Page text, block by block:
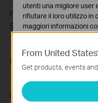
How to Troubleshoot
Switch
How to Troubleshoot No
Perché il mio dispositivo
From United
Get products, events
utenti una migliore user
rifiutare il loro utilizzo in
maggiori informazioni
Questi cookies sono
funzionamento del sito
nel tuo sistema.
Analytics e Marketing
I cookies analitici ci